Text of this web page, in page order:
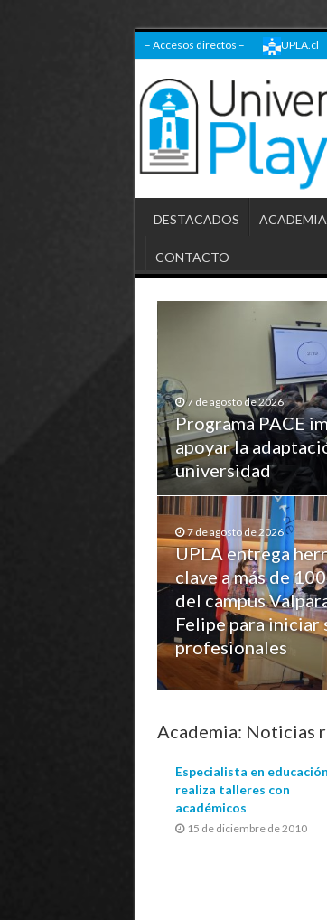
– Accesos directos – UPLA.cl
DESTACADOS ACADEMIA
CONTACTO
7 de agosto de 2026
Programa PACE
apoyar la
universidad
7 de agosto de 2026
UPLA entrega
clave a más de
del campus
Felipe para iniciar
profesionales
Academia: Noticias
Especialista en educación
realiza talleres con
académicos
15 de diciembre de 2010